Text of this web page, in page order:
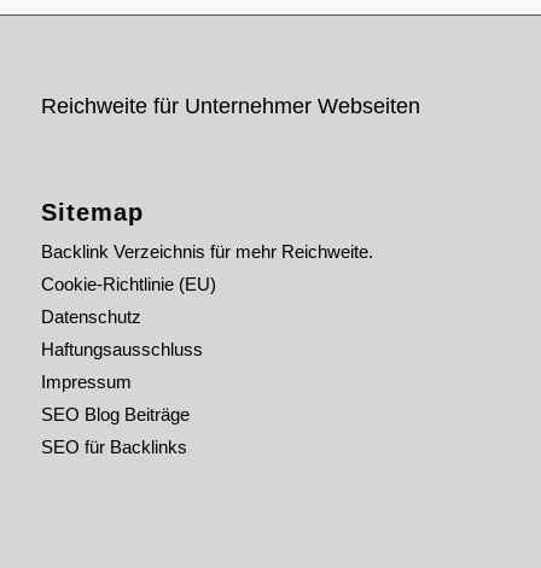
Reichweite für Unternehmer Webseiten
Sitemap
Backlink Verzeichnis für mehr Reichweite.
Cookie-Richtlinie (EU)
Datenschutz
Haftungsausschluss
Impressum
SEO Blog Beiträge
SEO für Backlinks